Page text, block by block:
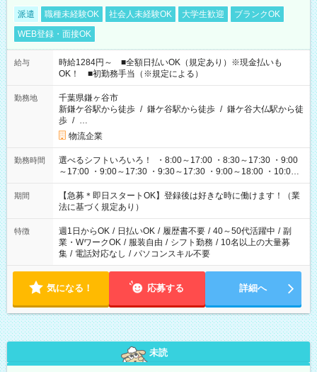
派遣 職種未経験OK 社会人未経験OK 大学生歓迎
ブランクOK
WEB登録・面接OK
給与
時給1284円～ ■全額日払いOK（規定あり）※現金払いも
OK！ ■初勤務手当（※規定による）
勤務地
千葉県鎌ヶ谷市
新鎌ケ谷駅から徒歩 / 鎌ケ谷駅から徒歩 / 鎌ケ谷大仏駅から徒
歩 / …
物流企業
勤務時間
選べるシフトいろいろ！ ・8:00～17:00 ・8:30～17:30 ・9:00
～17:00 ・9:00～17:30 ・9:30～17:30 ・9:00～18:00 ・10:00
～19:00 ・22:00～33:00 などなど ご都合に合わせてお仕事可能
です！
期間
【急募＊即日スタートOK】登録後は好きな時に働けます！（業
法に基づく規定あり）
特徴 週1日からOK / 日払いOK / 履歴書不要 / 40～50代活躍中 / 副
業・WワークOK / 服装自由 / シフト勤務 / 10名以上の大量募
集 / 電話対応なし / パソコンスキル不要
気になる！ 応募する 詳細へ
未読